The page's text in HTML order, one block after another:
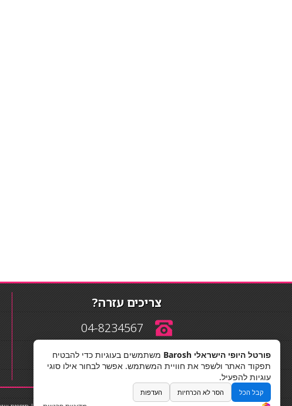
צריכים עזרה?
04-8234567
info@barosh.co.il פורטל היופי הישראלי Barosh
משתמשים בעוגיות כדי להבטיח
תפקוד האתר ולשפר את חוויית המשתמש. אפשר לבחור אילו סוגי
עוגיות להפעיל.
קבל הכל הסר לא הכרחיות העדפות